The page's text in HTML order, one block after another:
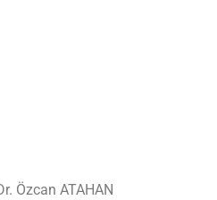
Özcan ATAHAN